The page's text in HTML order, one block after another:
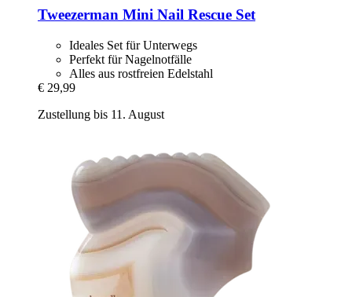
Tweezerman Mini Nail Rescue Set
Ideales Set für Unterwegs
Perfekt für Nagelnotfälle
Alles aus rostfreien Edelstahl
€ 29,99
Zustellung bis 11. August